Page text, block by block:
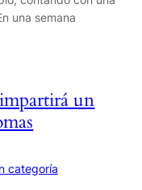
una semana
un
categoría